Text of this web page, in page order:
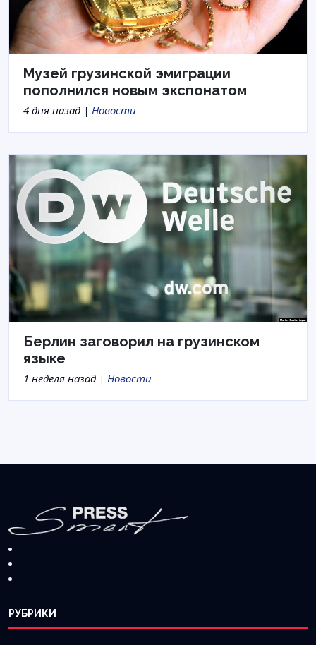
Музей грузинской эмиграции
пополнился новым экспонатом
4 дня назад | Новости
Берлин заговорил на грузинском
языке
1 неделя назад | Новости
РУБРИКИ